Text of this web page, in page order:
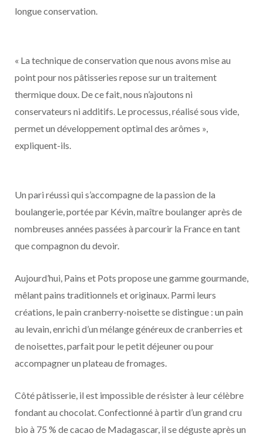
longue conservation.
« La technique de conservation que nous avons mise au
point pour nos pâtisseries repose sur un traitement
thermique doux. De ce fait, nous n’ajoutons ni
conservateurs ni additifs. Le processus, réalisé sous vide,
permet un développement optimal des arômes »,
expliquent-ils.
Un pari réussi qui s’accompagne de la passion de la
boulangerie, portée par Kévin, maître boulanger après de
nombreuses années passées à parcourir la France en tant
que compagnon du devoir.
Aujourd’hui, Pains et Pots propose une gamme gourmande,
mêlant pains traditionnels et originaux. Parmi leurs
créations, le pain cranberry-noisette se distingue : un pain
au levain, enrichi d’un mélange généreux de cranberries et
de noisettes, parfait pour le petit déjeuner ou pour
accompagner un plateau de fromages.
Côté pâtisserie, il est impossible de résister à leur célèbre
fondant au chocolat. Confectionné à partir d’un grand cru
bio à 75 % de cacao de Madagascar, il se déguste après un